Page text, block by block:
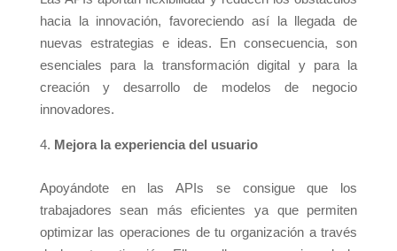
hacia la innovación, favoreciendo así la llegada de
nuevas estrategias e ideas. En consecuencia, son
esenciales para la transformación digital y para la
creación y desarrollo de modelos de negocio
innovadores.
Mejora la experiencia del usuario
Apoyándote en las APIs se consigue que los
trabajadores sean más eficientes ya que permiten
optimizar las operaciones de tu organización a través